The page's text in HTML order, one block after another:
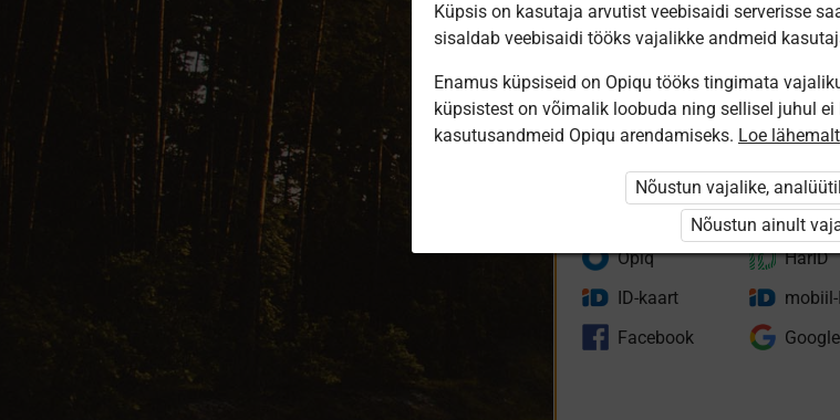
Sisene Opiqusse
Opiq
HarID
ID-kaart
mobiil-
Facebook
Google
Küpsis on kasutaja arvutist veebisaidi serverisse
sisaldab veebisaidi tööks vajalikke andmeid
Enamus küpsiseid on Opiqu tööks tingimata
küpsistest on võimalik loobuda ning sellisel juhul
kasutusandmeid Opiqu arendamiseks. Loe lähemalt
Nõustun vajalike,
Nõustun ainult